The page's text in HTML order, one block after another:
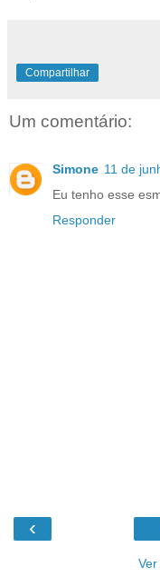
Compartilhar
Um comentário:
Simone 11 de
Eu tenho esse
Responder
‹